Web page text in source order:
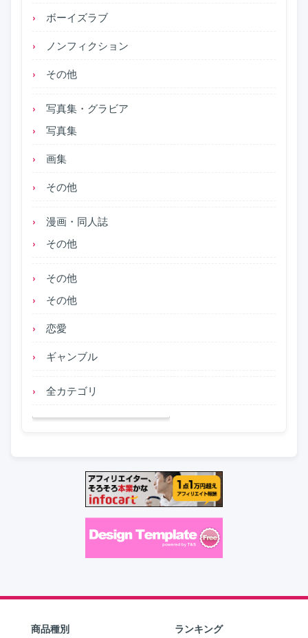
ボーイズラブ
ノンフィクション
その他
写真集・グラビア
写真集
画集
その他
漫画・同人誌
その他
その他
その他
恋愛
ギャンブル
全カテゴリ
商品種別 ランキング